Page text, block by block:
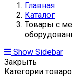
Главная
Каталог
Товары с
Show Sidebar
Закрыть
Категории